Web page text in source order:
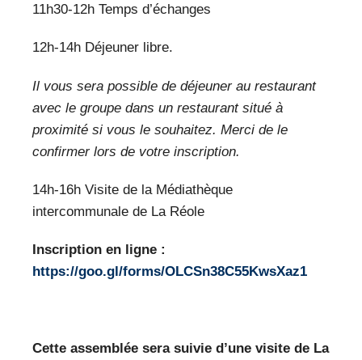
11h30-12h Temps d’échanges
12h-14h Déjeuner libre.
Il vous sera possible de déjeuner au restaurant
avec le groupe dans un restaurant situé à
proximité si vous le souhaitez. Merci de le
confirmer lors de votre inscription.
14h-16h Visite de la Médiathèque
intercommunale de La Réole
Inscription en ligne :
https://goo.gl/forms/OLCSn38C55KwsXaz1
Cette assemblée sera suivie d’une visite de La